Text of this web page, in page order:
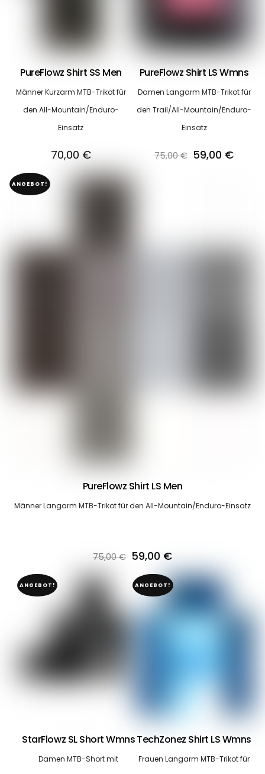
PureFlowz Shirt SS Men
Männer Kurzarm MTB-Trikot für
den All-Mountain/Enduro-
Einsatz
70,00 €
PureFlowz Shirt LS Wmns
Damen Langarm MTB-Trikot für
den Trail/All-Mountain/Enduro-
Einsatz
75,00€ 59,00 €
ANGEBOT!
PureFlowz Shirt LS Men
Männer Langarm MTB-Trikot für den All-Mountain/Enduro-Einsatz
75,00€ Ursprünglicher
Preis
war:
75,00 €
59,00 €Aktueller
Preis
ist:
59,00 €.
ANGEBOT!
StarFlowz SL Short Wmns
Damen MTB-Short mit
ANGEBOT!
TechZonez Shirt LS Wmns
Frauen Langarm MTB-Trikot für